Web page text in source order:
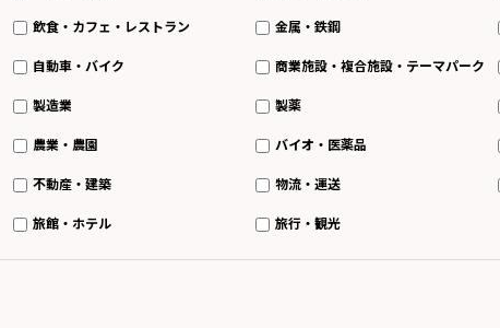
飲食・カフェ・レストラン 金属・鉄鋼
自動車・バイク 商業施設・複合施設・テーマパーク
製造業 製薬
農業・農園 バイオ・医薬品
不動産・建築 物流・運送
旅館・ホテル 旅行・観光